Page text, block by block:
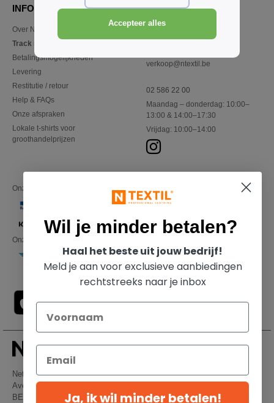
INFORMATIE
Over Ntextil
Track my order now
Betalingsmogelijkheden
Levering
Restitutie / retour
Help & FAQs
Onze afspraken
Lokale t-shirts voor
groothandelprijzen
CONTACTEER ONS
klant@ntextil.be
verkoop@ntextil.be
02 586 22 00
Maandag – donderdag: 10:00–
13:00 & 14:00–17:30
Vrijdag: 10:00–14:00
Onze financiële partners
Onze transporteurs
Netenders Belgium SRL
Avenue Hermann-Debroux 54, 1160, Bruxelles
BE61 3632 1629 8017
Accepteer alles
Wil je minder betalen?
Haal het beste uit jouw bedrijf!
Meld je aan voor exclusieve aanbiedingen
rechtstreeks naar je inbox
Ja, ik wil minder betalen!